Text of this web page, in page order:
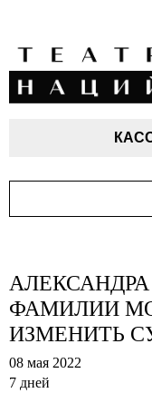
ФАМИЛИИ
ИЗМЕНИТЬ
08 мая 2022
7 дней